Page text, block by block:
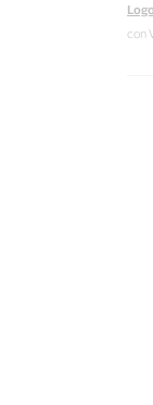
con